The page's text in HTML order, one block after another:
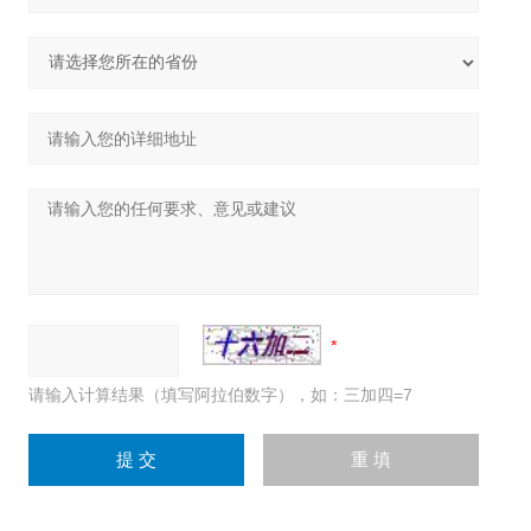
请输入计算结果（填写阿拉伯数字），如：三加四=7